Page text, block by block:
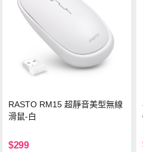
RASTO RM15 超靜音美型無線
滑鼠-白
$299